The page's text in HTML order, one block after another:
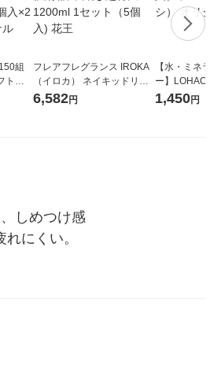
組
パ
ナ オ
フレアフレグランス IROKA
（イロカ） ネイキッドリリ
ーの香り 柔軟剤 詰め替え 超
特大 1200ml 1セット（5個
6,582円
【水・ミネラ
ー】LOHACO
1箱（20本入
（イチオシ）
1,450円
しめつけ感
にくい。